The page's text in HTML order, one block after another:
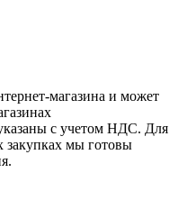
магазина и может
с учетом НДС. Для
закупках мы готовы